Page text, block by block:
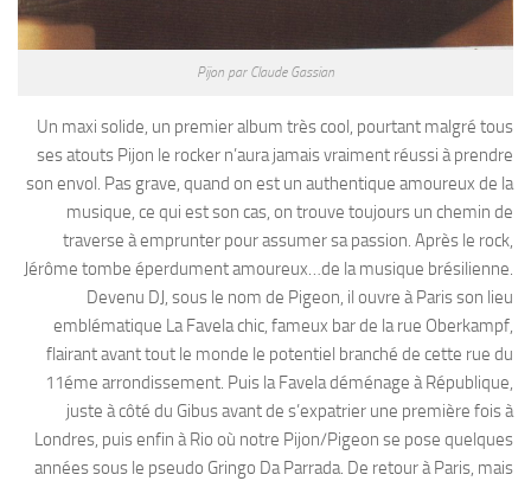
Pijon par Claude Gassian
Un maxi solide, un premier album très cool, pourtant malgré tous
ses atouts Pijon le rocker n’aura jamais vraiment réussi à prendre
son envol. Pas grave, quand on est un authentique amoureux de la
musique, ce qui est son cas, on trouve toujours un chemin de
traverse à emprunter pour assumer sa passion. Après le rock,
Jérôme tombe éperdument amoureux…de la musique brésilienne.
Devenu DJ, sous le nom de Pigeon, il ouvre à Paris son lieu
emblématique La Favela chic, fameux bar de la rue Oberkampf,
flairant avant tout le monde le potentiel branché de cette rue du
11éme arrondissement. Puis la Favela déménage à République,
juste à côté du Gibus avant de s’expatrier une première fois à
Londres, puis enfin à Rio où notre Pijon/Pigeon se pose quelques
années sous le pseudo Gringo Da Parrada. De retour à Paris, mais